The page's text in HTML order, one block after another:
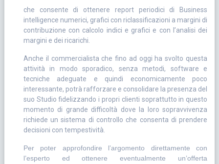
che consente di ottenere report periodici di Business
intelligence numerici, grafici con riclassificazioni a margini di
contribuzione con calcolo indici e grafici e con l’analisi dei
margini e dei ricarichi.
Anche il commercialista che fino ad oggi ha svolto questa
attività in modo sporadico, senza metodi, software e
tecniche adeguate e quindi economicamente poco
interessante, potrà rafforzare e consolidare la presenza del
suo Studio fidelizzando i propri clienti soprattutto in questo
momento di grande difficoltà dove la loro sopravvivenza
richiede un sistema di controllo che consenta di prendere
decisioni con tempestività.
Per poter approfondire l’argomento direttamente con
l’esperto ed ottenere eventualmente un’offerta